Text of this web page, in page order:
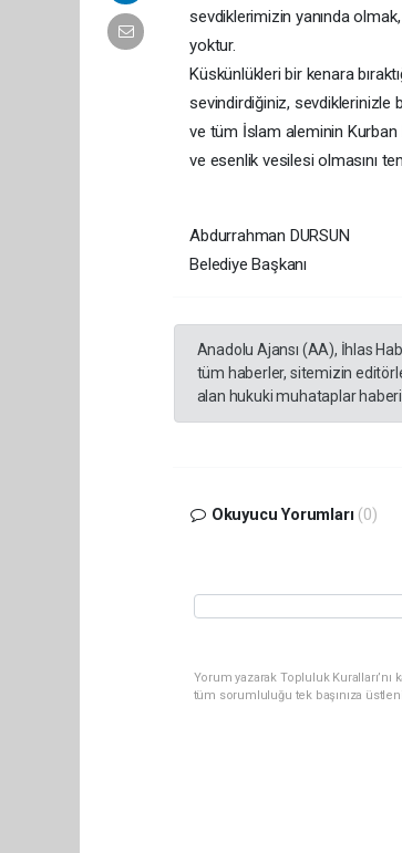
sevdiklerimizin yanında
yoktur.
Küskünlükleri bir kenara
sevindirdiğiniz, sevdiklerinizle
ve tüm İslam aleminin Kurban
ve esenlik vesilesi olmasını
Abdurrahman DURSUN
Belediye Başkanı
Anadolu Ajansı (AA), İhlas
tüm haberler, sitemizin
alan hukuki muhataplar
Okuyucu Yorumları (0)
Yorum yazarak Topluluk
tüm sorumluluğu tek başınıza